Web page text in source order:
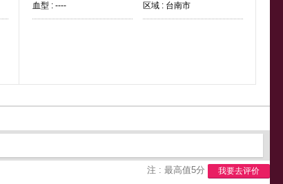
血型 : ---- 区域 : 台南市
注 : 最高值5分 我要去评价